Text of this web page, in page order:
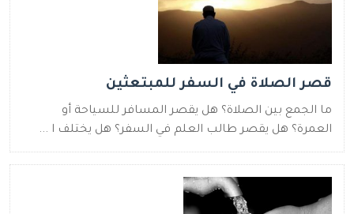
قصر الصلاة في السفر للمبتعثين
ما الجمع بين الصلاة؟ هل يقصر المسافر للسياحة أو
العمرة؟ هل يقصر طالب العلم في السفر؟ هل يختلف ا ...